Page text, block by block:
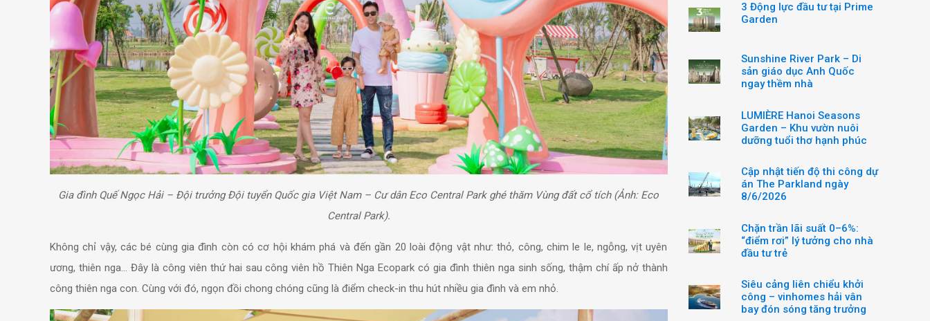
Gia đình Quế Ngọc Hải – Đội trưởng Đội tuyển Quốc gia Việt Nam – Cư dân Eco Central Park ghé thăm Vùng đất cổ tích (Ảnh: Eco
Central Park).
Không chỉ vậy, các bé cùng gia đình còn có cơ hội khám phá và đến gần 20 loài động vật như: thỏ, công, chim le le, ngỗng, vịt uyên
ương, thiên nga… Đây là công viên thứ hai sau công viên hồ Thiên Nga Ecopark có gia đình thiên nga sinh sống, thậm chí ấp nở thành
công thiên nga con. Cùng với đó, ngọn đồi chong chóng cũng là điểm check-in thu hút nhiều gia đình và em nhỏ.
3 Động lực đầu tư tại Prime
Garden
Sunshine River Park – Di
sản giáo dục Anh Quốc
ngay thềm nhà
LUMIÈRE Hanoi Seasons
Garden – Khu vườn nuôi
dưỡng tuổi thơ hạnh phúc
Cập nhật tiến độ thi công dự
án The Parkland ngày
8/6/2026
Chặn trần lãi suất 0–6%:
“điểm rơi” lý tưởng cho nhà
đầu tư trẻ
Siêu cảng liên chiểu khởi
công – vinhomes hải vân
bay đón sóng tăng trưởng